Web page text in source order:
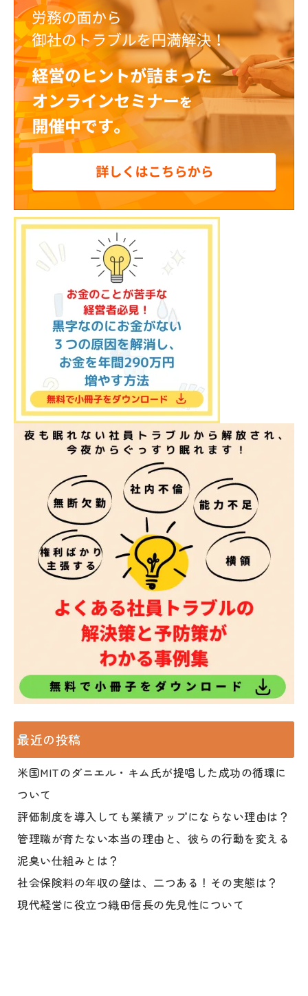
最近の投稿
米国MITのダニエル・キム氏が提唱した成功の循環に
ついて
評価制度を導入しても業績アップにならない理由は？
管理職が育たない本当の理由と、彼らの行動を変える
泥臭い仕組みとは？
社会保険料の年収の壁は、二つある！その実態は？
現代経営に役立つ織田信長の先見性について